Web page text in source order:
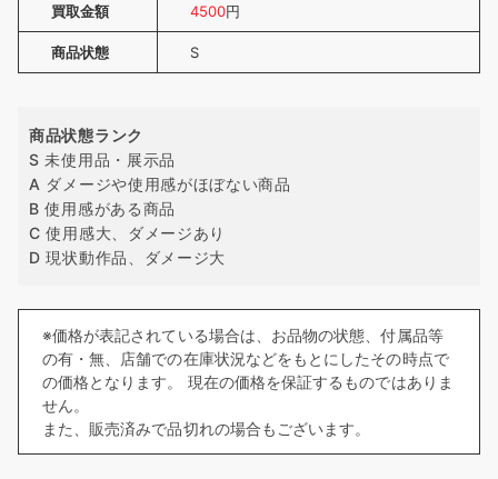
買取金額 4500円
商品状態 S
商品状態ランク
S 未使用品・展示品
A ダメージや使用感がほぼない商品
B 使用感がある商品
C 使用感大、ダメージあり
D 現状動作品、ダメージ大
※価格が表記されている場合は、お品物の状態、付属品等
の有・無、店舗での在庫状況などをもとにしたその時点で
の価格となります。 現在の価格を保証するものではありま
せん。
また、販売済みで品切れの場合もございます。